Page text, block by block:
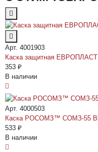
Арт. 4001903
Каска защитная ЕВРОПЛАСТ
353 ₽
В наличии
Арт. 4000503
Каска РОСОМЗ™ СОМЗ-55
533 ₽
В наличии